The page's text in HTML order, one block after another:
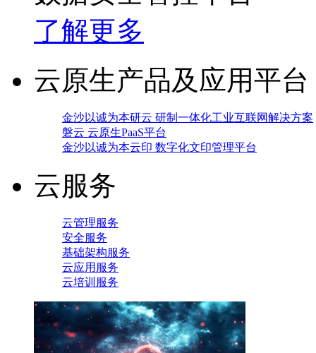
了解更多
云原生产品及应用平台
金沙以诚为本研云 研制一体化工业互联网解决方案
磐云 云原生PaaS平台
金沙以诚为本云印 数字化文印管理平台
云服务
云管理服务
安全服务
基础架构服务
云应用服务
云培训服务